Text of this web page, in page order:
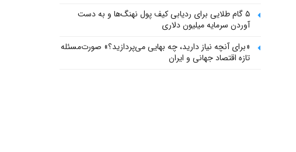
۵ گام طلایی برای ردیابی کیف پول‌ نهنگ‌ها و به دست
آوردن سرمایه میلیون دلاری
«برای آنچه نیاز دارید، چه بهایی می‌پردازید؟» صورت‌مسئله
تازه اقتصاد جهانی و ایران